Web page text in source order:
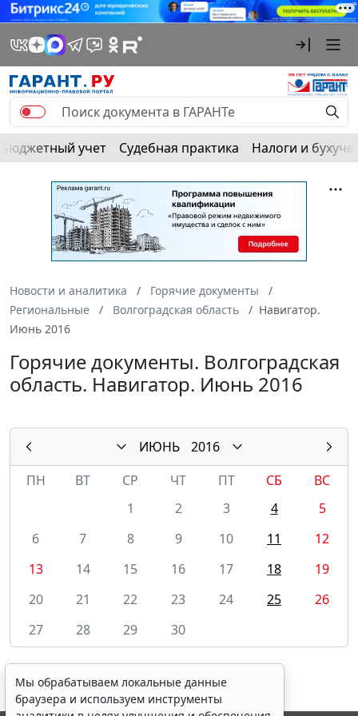
Бюджетный учет Судебная практика Налоги и
Новости и аналитика
Горячие документы
Региональные
Волгоградская область
Навигатор.
Июнь 2016
Горячие документы. Волгоградская
область. Навигатор. Июнь 2016
ИЮНЬ
2016
ПН
ВТ СР ЧТ ПТ СБ
ВС
1
2 3 4
5
6
7 8 9 10 11
12
13
14 15 16 17 18
19
20
21 22 23 24 25
26
27
28 29 30
Мы обрабатываем локальные данные
браузера и используем инструменты